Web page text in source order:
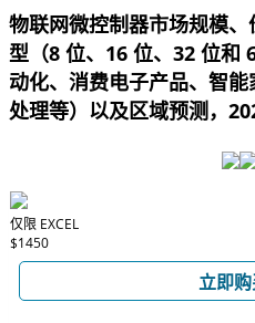
物联网微控制器市场规模
型（8 位、16 位、32 位和
动化、消费电子产品、智
处理等）以及区域预测，
仅限 EXCEL
$1450
立即购